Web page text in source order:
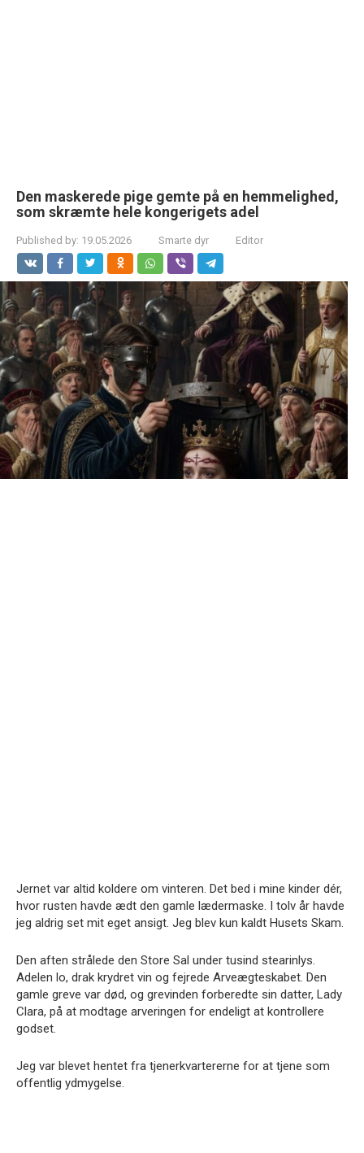
Den maskerede pige gemte på en hemmelighed,
som skræmte hele kongerigets adel
Published by: 19.05.2026 Smarte dyr Editor
Jernet var altid koldere om vinteren. Det bed i mine kinder dér,
hvor rusten havde ædt den gamle lædermaske. I tolv år havde
jeg aldrig set mit eget ansigt. Jeg blev kun kaldt Husets Skam.
Den aften strålede den Store Sal under tusind stearinlys.
Adelen lo, drak krydret vin og fejrede Arveægteskabet. Den
gamle greve var død, og grevinden forberedte sin datter, Lady
Clara, på at modtage arveringen for endeligt at kontrollere
godset.
Jeg var blevet hentet fra tjenerkvartererne for at tjene som
offentlig ydmygelse.